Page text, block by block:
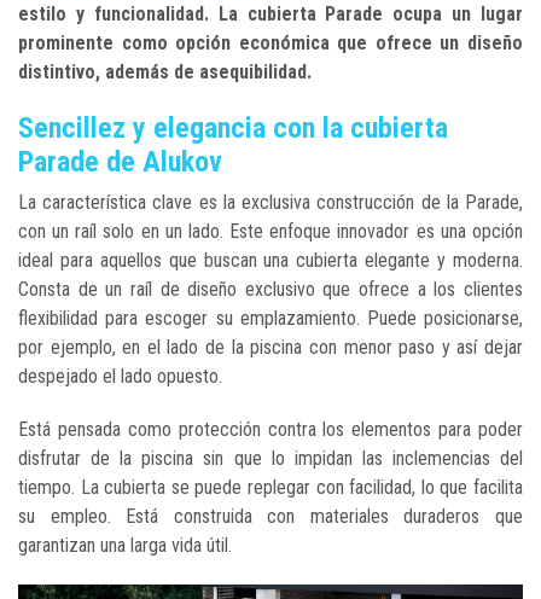
estilo y funcionalidad. La cubierta Parade ocupa un lugar
prominente como opción económica que ofrece un diseño
distintivo, además de asequibilidad.
Sencillez y elegancia con la cubierta
Parade de Alukov
La característica clave es la exclusiva construcción de la Parade,
con un raíl solo en un lado. Este enfoque innovador es una opción
ideal para aquellos que buscan una cubierta elegante y moderna.
Consta de un raíl de diseño exclusivo que ofrece a los clientes
flexibilidad para escoger su emplazamiento. Puede posicionarse,
por ejemplo, en el lado de la piscina con menor paso y así dejar
despejado el lado opuesto.
Está pensada como protección contra los elementos para poder
disfrutar de la piscina sin que lo impidan las inclemencias del
tiempo. La cubierta se puede replegar con facilidad, lo que facilita
su empleo. Está construida con materiales duraderos que
garantizan una larga vida útil.